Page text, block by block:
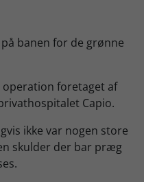
banen for de grønne
foretaget af
Capio.
ikke var nogen store
skulder der bar præg